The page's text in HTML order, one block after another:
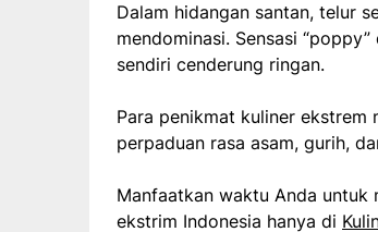
Dalam hidangan santan, telur
mendominasi. Sensasi
sendiri cenderung ringan.
Para penikmat kuliner ekstrem
perpaduan rasa asam, gurih,
Manfaatkan waktu Anda untuk
ekstrim Indonesia hanya di